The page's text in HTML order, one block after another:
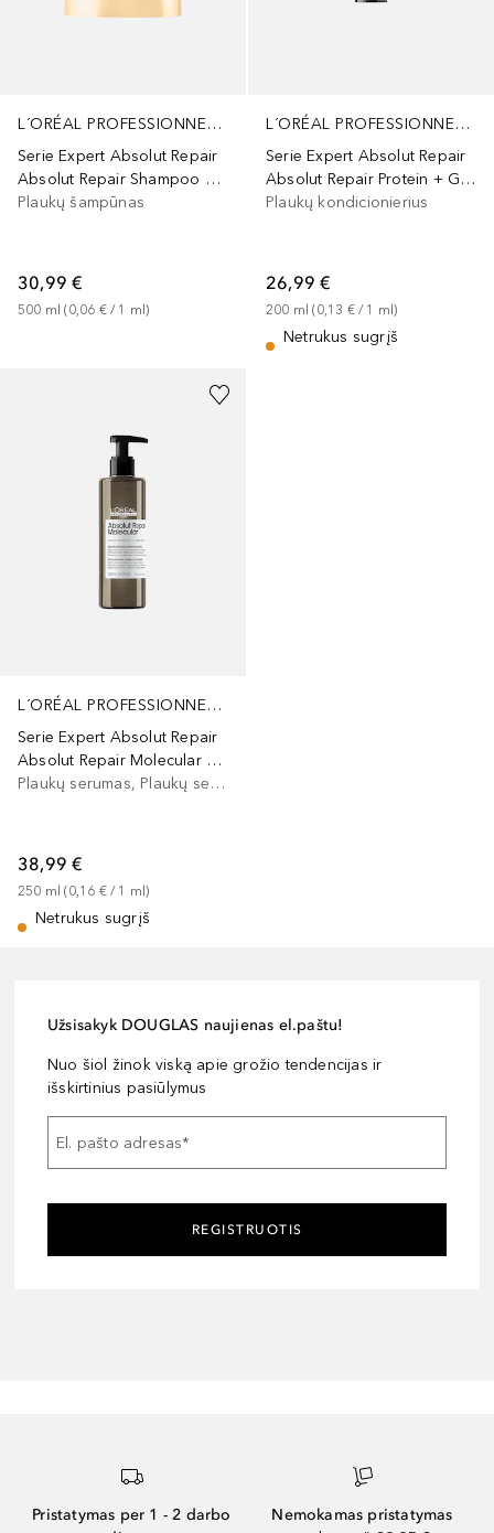
L´ORÉAL PROFESSIONNEL PARIS
Serie Expert Absolut Repair
Absolut Repair Shampoo with Protein And Gold Quinoa
Plaukų šampūnas
30,99 €
500 ml (0,06 € / 1 ml)
L´ORÉAL PROFESSIONNEL PARIS
Serie Expert Absolut Repair
Absolut Repair Protein + Gold Quinoa Conditioner
Plaukų kondicionierius
26,99 €
200 ml (0,13 € / 1 ml)
Netrukus sugrįš
L´ORÉAL PROFESSIONNEL PARIS
Serie Expert Absolut Repair
Absolut Repair Molecular Rinse - Off Serum
Plaukų serumas, Plaukų serumas/aliejus
38,99 €
250 ml (0,16 € / 1 ml)
Netrukus sugrįš
Užsisakyk DOUGLAS naujienas el.paštu!
Nuo šiol žinok viską apie grožio tendencijas ir
išskirtinius pasiūlymus
El. pašto adresas*
REGISTRUOTIS
Pristatymas per 1 - 2 darbo
Nemokamas pristatymas